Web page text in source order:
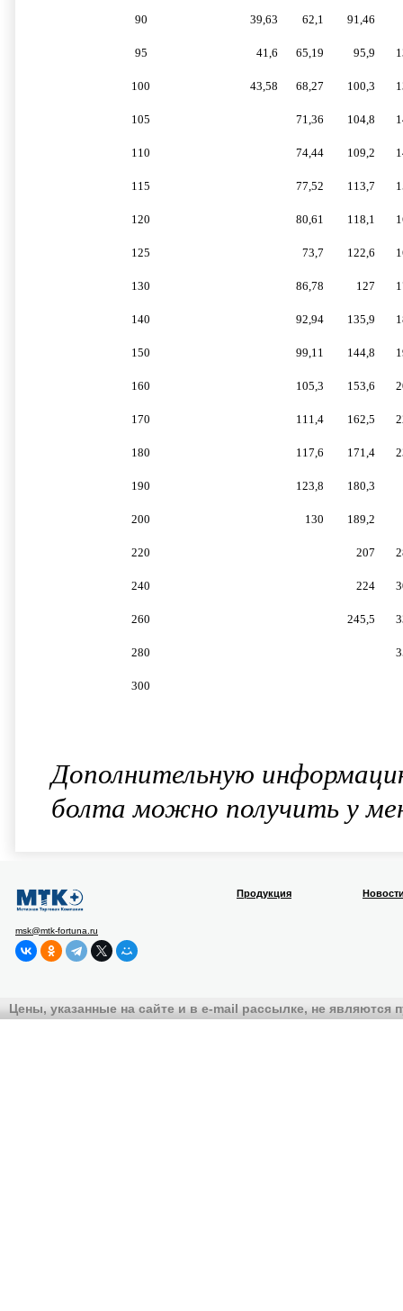
90 39,63 62,1 91,46
95 41,6 65,19 95,9
100 43,58 68,27 100,3
105 71,36 104,8
110 74,44 109,2
115 77,52 113,7
120 80,61 118,1
125 73,7 122,6
130 86,78 127
140 92,94 135,9
150 99,11 144,8
160 105,3 153,6
170 111,4 162,5
180 117,6 171,4
190 123,8 180,3
200 130 189,2
220 207
240 224
260 245,5
280
300
Дополнительную
болта можно получить у
msk@mtk-fortuna.ru
Продукция
Цены, указанные на сайте и в e-mail рассылке, не являются